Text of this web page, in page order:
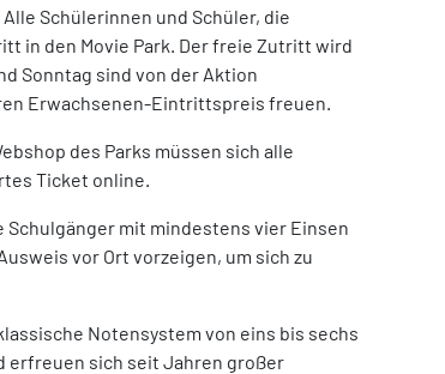
Schülerinnen und Schüler, die
in den Movie Park. Der freie Zutritt wird
Sonntag sind von der Aktion
Erwachsenen-Eintrittspreis freuen.
des Parks müssen sich alle
Ticket online.
mit mindestens vier Einsen
vor Ort vorzeigen, um sich zu
Notensystem von eins bis sechs
erfreuen sich seit Jahren großer